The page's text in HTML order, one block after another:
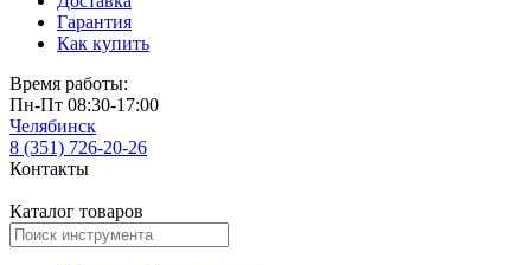
Гарантия
Как купить
Время работы:
Пн-Пт 08:30-17:00
Челябинск
8 (351) 726-20-26
Контакты
Каталог товаров